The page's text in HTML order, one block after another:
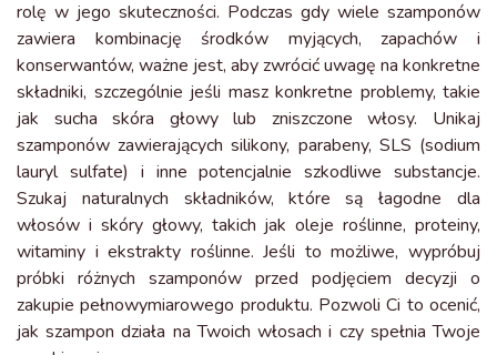
rolę w jego skuteczności. Podczas gdy wiele szamponów
zawiera kombinację środków myjących, zapachów i
konserwantów, ważne jest, aby zwrócić uwagę na konkretne
składniki, szczególnie jeśli masz konkretne problemy, takie
jak sucha skóra głowy lub zniszczone włosy. Unikaj
szamponów zawierających silikony, parabeny, SLS (sodium
lauryl sulfate) i inne potencjalnie szkodliwe substancje.
Szukaj naturalnych składników, które są łagodne dla
włosów i skóry głowy, takich jak oleje roślinne, proteiny,
witaminy i ekstrakty roślinne. Jeśli to możliwe, wypróbuj
próbki różnych szamponów przed podjęciem decyzji o
zakupie pełnowymiarowego produktu. Pozwoli Ci to ocenić,
jak szampon działa na Twoich włosach i czy spełnia Twoje